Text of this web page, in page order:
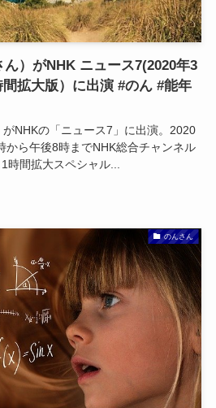
）がNHK ニュース7(2020年3
拡大版）に出演 #のん #能年
がNHKの「ニュース7」に出演。2020
から午後8時までNHK総合チャンネル
時間拡大スペシャル...
のんさん